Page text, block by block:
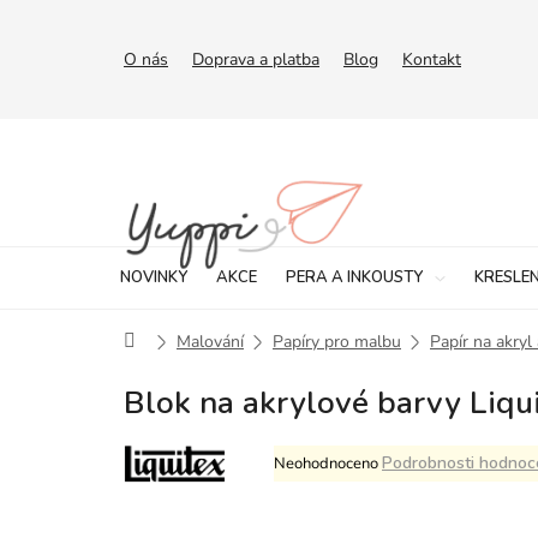
O nás Doprava a platba Blog Kontakt
NOVINKY AKCE PERA A INKOUSTY
DomůMalování Papíry pro malbu Papír na akryl
Blok na akrylové barvy
Průměrné
hodnocení
NeohodnocenoPodrobnosti